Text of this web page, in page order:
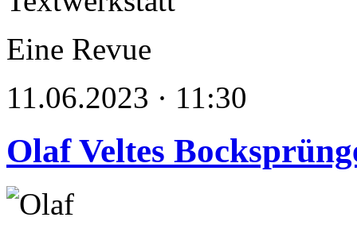
Eine Revue
11.06.2023 · 11:30
Olaf Veltes